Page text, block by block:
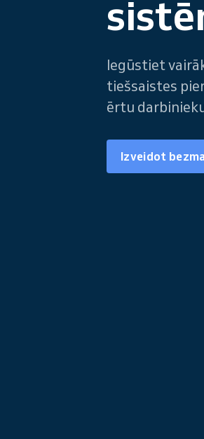
Iegūstiet
tiešsaistes
ērtu
Izveidot